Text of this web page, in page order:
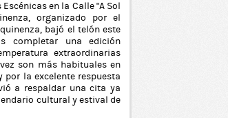
en la Calle “A Sol
organizado por el
bajó el telón este
completar una edición
extraordinarias
son más habituales en
por la excelente respuesta
a respaldar una cita ya
cultural y estival de